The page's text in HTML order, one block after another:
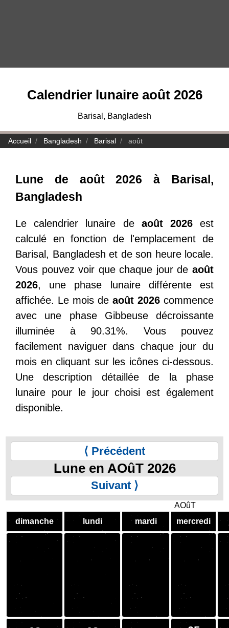
Calendrier lunaire août 2026
Barisal, Bangladesh
Accueil Bangladesh Barisal août
Lune de août 2026 à Barisal,
Bangladesh
Le calendrier lunaire de août 2026est
calculé en fonction de l'emplacement de
Barisal, Bangladesh et de son heure locale.
Vous pouvez voir que chaque jour de août
2026, une phase lunaire différente est
affichée. Le mois de août 2026 commence
avec une phase Gibbeuse décroissante
illuminée à 90.31%. Vous pouvez
facilement naviguer dans chaque jour du
mois en cliquant sur les icônes ci-dessous.
Une description détaillée de la phase
lunaire pour le jour choisi est également
disponible.
⟨ Précédent
Lune en AOûT 2026
Suivant ⟩
AOûT
dimanche
lundi mardi mercredi